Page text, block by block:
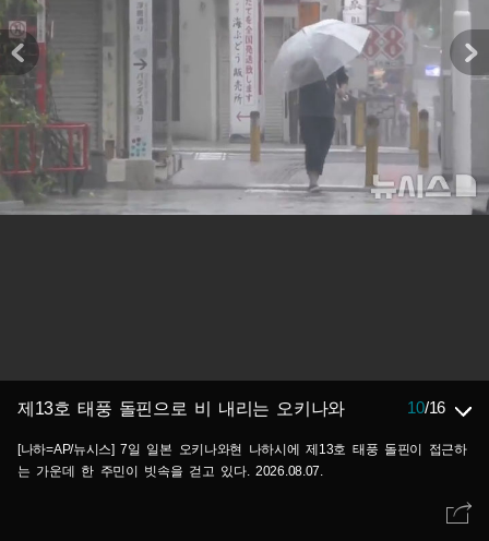
제13호 태풍 돌핀으로 비 내리는 오키나와 10/16
[나하=AP/뉴시스] 7일 일본 오키나와현 나하시에 제13호 태풍 돌핀이 접근하
는 가운데 한 주민이 빗속을 걷고 있다. 2026.08.07.